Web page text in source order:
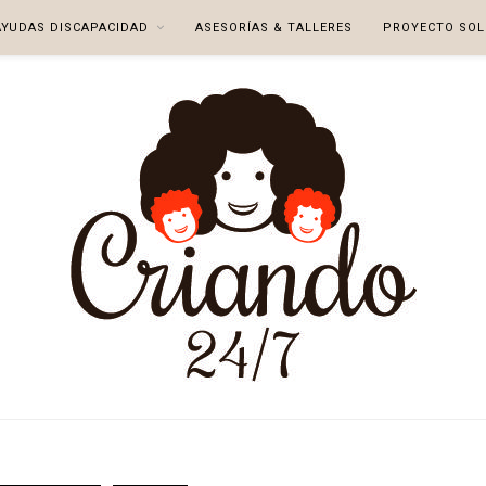
DISCAPACIDAD ASESORÍAS & TALLERES PROYECTO